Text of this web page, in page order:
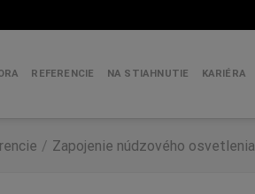
REFERENCIE NA STIAHNUTIE KARIÉRA
/ Zapojenie núdzového osvetlenia